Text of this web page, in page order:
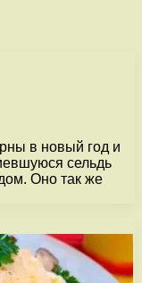
в новый год и
сельдь
Оно так же